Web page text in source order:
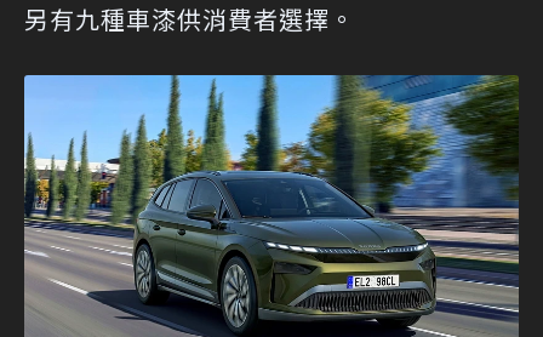
另有九種車漆供消費者選擇。